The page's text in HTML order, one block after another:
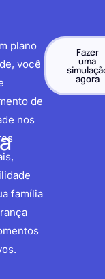
plano
você
de
nos
família
Fazer
uma
agora